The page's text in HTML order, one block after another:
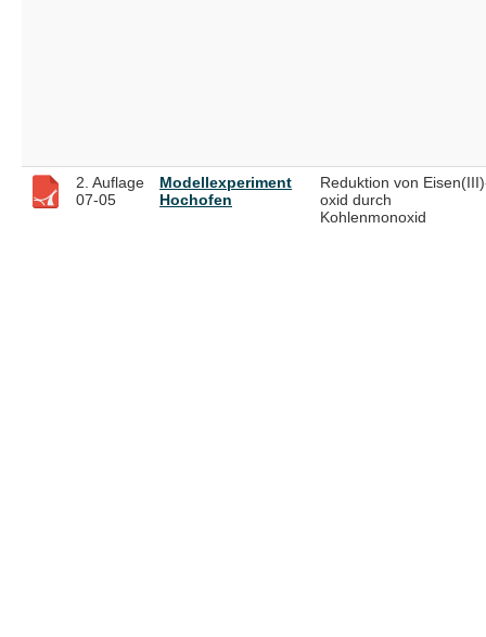
2. Auflage
07-05
Modellexperiment
Hochofen
Reduktion von
oxid durch
Kohlenmonoxid